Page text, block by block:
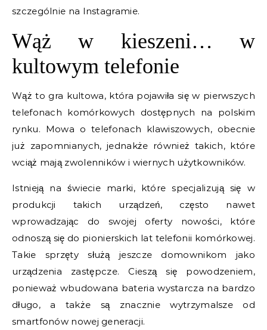
szczególnie na Instagramie.
Wąż w kieszeni… w
kultowym telefonie
Wąż to gra kultowa, która pojawiła się w pierwszych
telefonach komórkowych dostępnych na polskim
rynku. Mowa o telefonach klawiszowych, obecnie
już zapomnianych, jednakże również takich, które
wciąż mają zwolenników i wiernych użytkowników.
Istnieją na świecie marki, które specjalizują się w
produkcji takich urządzeń, często nawet
wprowadzając do swojej oferty nowości, które
odnoszą się do pionierskich lat telefonii komórkowej.
Takie sprzęty służą jeszcze domownikom jako
urządzenia zastępcze. Cieszą się powodzeniem,
ponieważ wbudowana bateria wystarcza na bardzo
długo, a także są znacznie wytrzymalsze od
smartfonów nowej generacji.